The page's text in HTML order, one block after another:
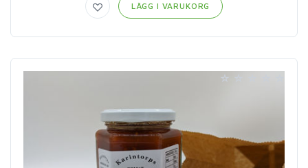
LÄGG I VARUKORG